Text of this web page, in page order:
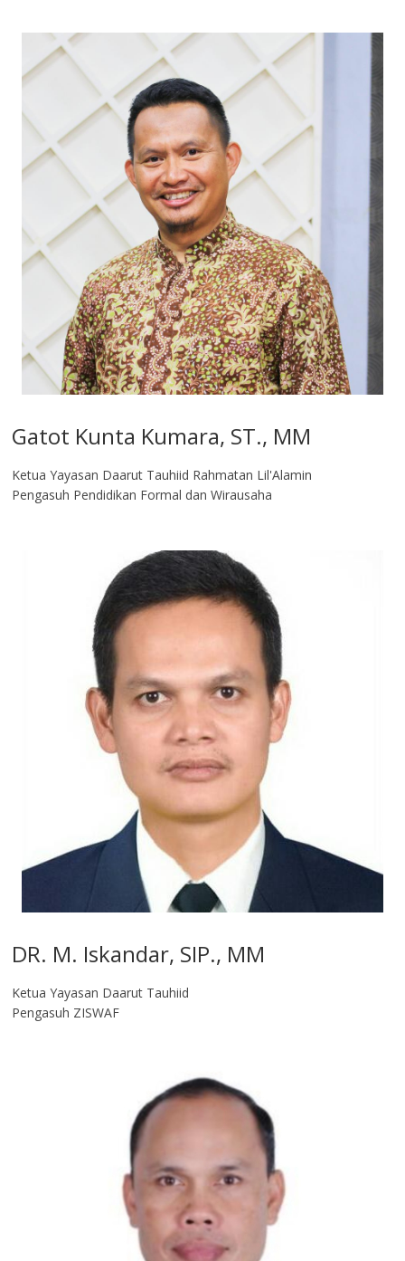
Gatot Kunta Kumara, ST., MM
Ketua Yayasan Daarut Tauhiid Rahmatan Lil'Alamin
Pengasuh Pendidikan Formal dan Wirausaha
DR. M. Iskandar, SIP., MM
Ketua Yayasan Daarut Tauhiid
Pengasuh ZISWAF